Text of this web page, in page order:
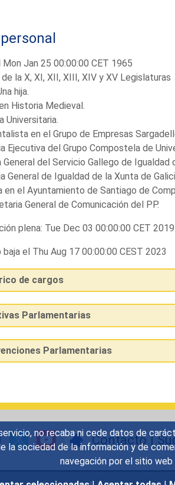
no recaba ni cede datos de
la sociedad de la información y de
navegación por el sitio web
Mon Jan 25 00:00:00 CET 1965
la X, XI, XII, XIII, XIV y XV Legislaturas
hija.
Historia Medieval.
Universitaria.
en el Grupo de Empresas
Ejecutiva del Grupo Compostela de
General del Servicio Gallego de
General de Igualdad de la Xunta de
en el Ayuntamiento de Santiago de
General de Comunicación del PP.
plena: Tue Dec 03 00:00:00 CET 2019
baja el Thu Aug 17 00:00:00 CEST 2023
de cargos
Parlamentarias
Parlamentarias
Contacto|